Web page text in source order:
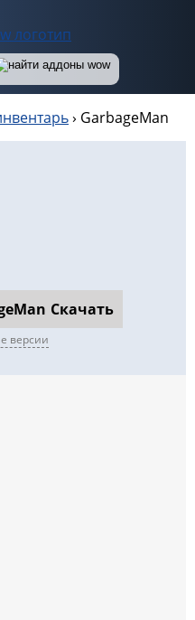
› GarbageMan
Скачать
версии